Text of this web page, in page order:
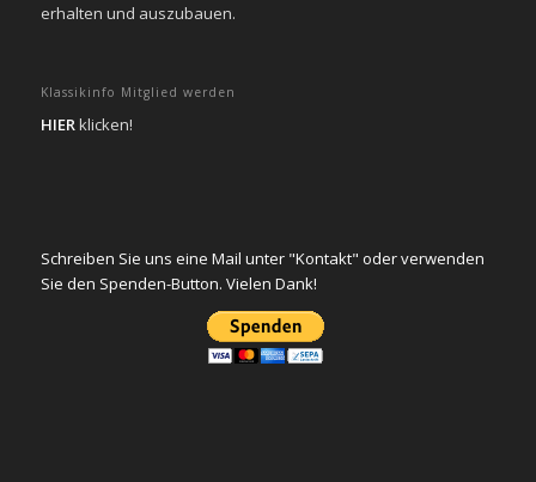
erhalten und auszubauen.
Klassikinfo Mitglied werden
HIER klicken!
Schreiben Sie uns eine Mail unter "Kontakt" oder verwenden
Sie den Spenden-Button. Vielen Dank!